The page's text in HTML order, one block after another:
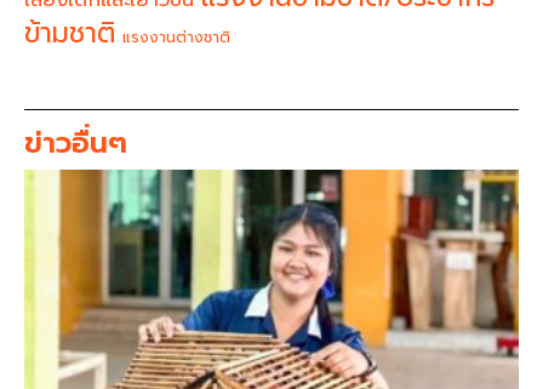
ข้ามชาติ แรงงานต่างชาติ
ข่าวอื่นๆ